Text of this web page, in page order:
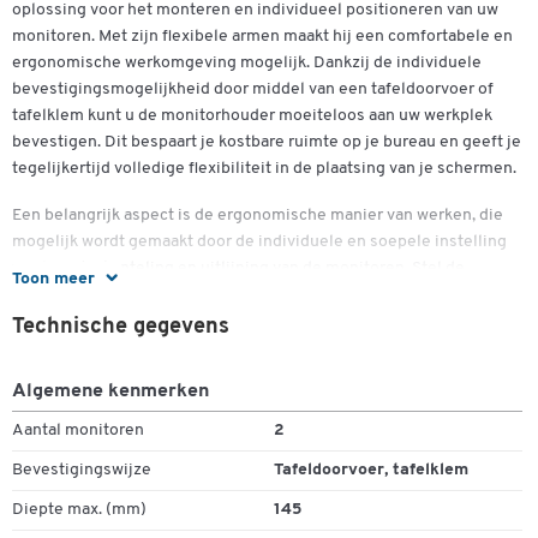
Toon meer
oplossing voor het monteren en individueel positioneren van uw
monitoren. Met zijn flexibele armen maakt hij een comfortabele en
ergonomische werkomgeving mogelijk. Dankzij de individuele
bevestigingsmogelijkheid door middel van een tafeldoorvoer of
tafelklem kunt u de monitorhouder moeiteloos aan uw werkplek
bevestigen. Dit bespaart je kostbare ruimte op je bureau en geeft je
tegelijkertijd volledige flexibiliteit in de plaatsing van je schermen.
Een belangrijk aspect is de ergonomische manier van werken, die
mogelijk wordt gemaakt door de individuele en soepele instelling
van hoogte, kanteling en uitlijning van de monitoren. Stel de
werkhouding. De mogelijkheid om beide monitoren 90° te draaien
De individuele arm kan moeiteloos en nauwkeurig in de gewenste
kunt u uw schermen snel en eenvoudig in de ideale kijkhoek zetten
- volgens uw persoonlijke voorkeuren.
Technische gegevens
Algemene kenmerken
Aantal monitoren 2
Bevestigingswijze Tafeldoorvoer, tafelklem
Diepte max. (mm) 145
Dubbelklik om in te zoomen